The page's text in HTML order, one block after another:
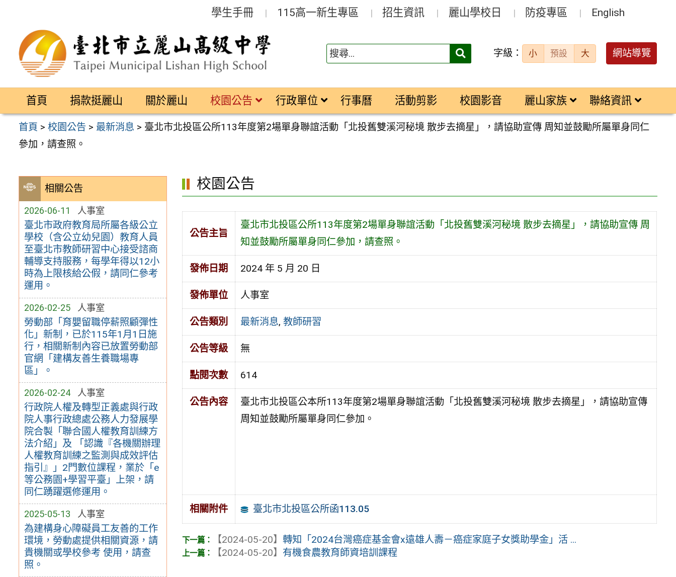
區
學生手冊 115高一新生專區 招生資訊 麗山學校日 防疫專區 English
搜
字級： 小 預設 大 網站導覽
首頁 捐款挺麗山 關於麗山 校園公告 行政單位 行事曆 活動剪影 校園影音 麗山家族 聯絡資訊
首頁 >校園公告 > 最新消息 > 臺北市北投區公所113年度第2場單身聯誼活動「北投舊雙溪河秘境 散步去摘星」，請協助宣傳 周知並鼓勵所屬單身同仁
參加，請查照。
相關公告
2026-06-11 人事室
臺北市政府教育局所屬各級公立
學校（含公立幼兒園）教育人員
至臺北市教師研習中心接受諮商
輔導支持服務，每學年得以12小
時為上限核給公假，請同仁參考
運用。
2026-02-25 人事室
勞動部「育嬰留職停薪照顧彈性
化」新制，已於115年1月1日施
行，相關新制內容已放置勞動部
官網「建構友善生養職場專
區」。
2026-02-24 人事室
行政院人權及轉型正義處與行政
院人事行政總處公務人力發展學
院合製「聯合國人權教育訓練方
法介紹」及 「認識『各機關辦理
人權教育訓練之監測與成效評估
指引』」2門數位課程，業於「e
等公務園+學習平臺」上架，請
同仁踴躍選修運用。
2025-05-13 人事室
為建構身心障礙員工友善的工作
環境，勞動處提供相關資源，請
貴機關或學校參考 使用，請查
照。
校園公告
公告主旨
臺北市北投區公所113年度第2場單身聯誼活動「北投舊雙溪河秘境 散步去摘星」，請協助宣傳 周
知並鼓勵所屬單身同仁參加，請查照。
發佈日期 2024 年 5 月 20 日
發佈單位 人事室
公告類別 最新消息, 教師研習
公告等級 無
點閱次數 614
公告內容
臺北市北投區公本所113年度第2場單身聯誼活動「北投舊雙溪河秘境 散步去摘星」，請協助宣傳
周知並鼓勵所屬單身同仁參加。
相關附件 臺北市北投區公所函113.05
【2024-05-20】轉知「2024台灣癌症基金會x遠雄人壽－癌症家庭子女獎助學金」活 ...
【2024-05-20】 有機食農教育師資培訓課程